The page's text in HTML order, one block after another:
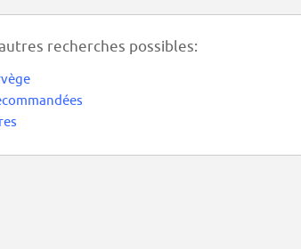
recherches possibles: